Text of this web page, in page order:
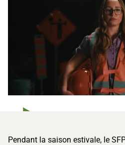
Pendant la saison estivale, le